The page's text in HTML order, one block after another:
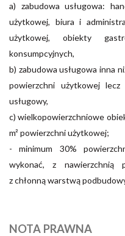
a) zabudowa usługowa:
użytkowej, biura i
użytkowej, obiekty
konsumpcyjnych,
b) zabudowa usługowa inna
powierzchni użytkowej
usługowy,
c) wielkopowierzchniowe
m² powierzchni użytkowej;
- minimum 30%
wykonać, z nawierzchnią
z chłonną warstwą
NOTA PRAWNA